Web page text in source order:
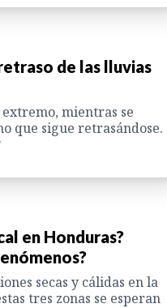
de las lluvias
mientras se
que sigue retrasándose.
en Honduras?
secas y cálidas en la
tres zonas se esperan